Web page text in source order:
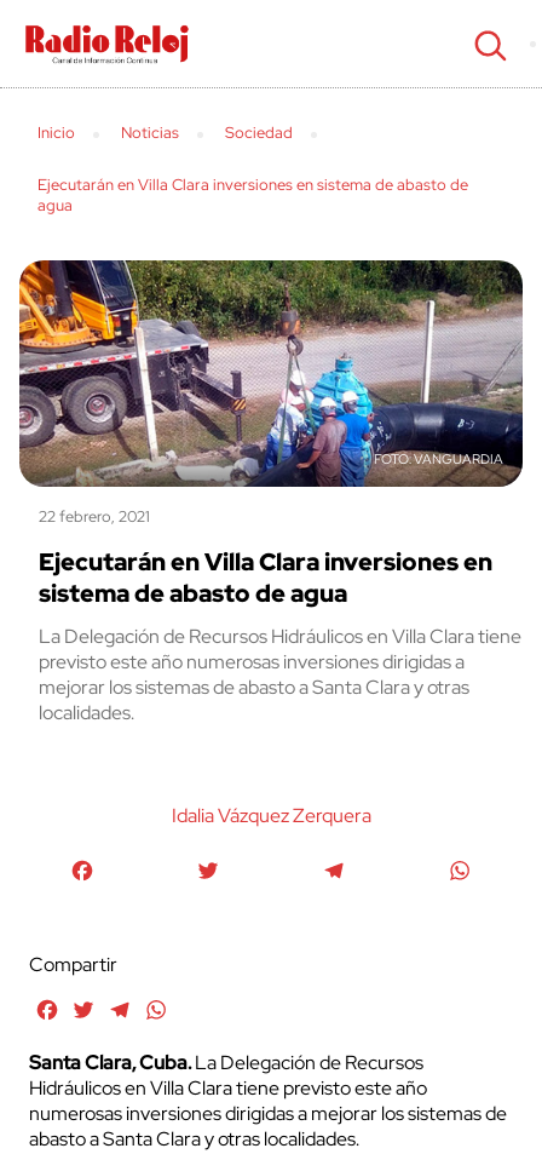
cerrar
Inicio Noticias Sociedad
Ejecutarán en Villa Clara inversiones en sistema de abasto de
agua
VANGUARDIA
22 febrero, 2021
Ejecutarán en Villa Clara inversiones en
sistema de abasto de agua
La Delegación de Recursos Hidráulicos en Villa Clara tiene
previsto este año numerosas inversiones dirigidas a
mejorar los sistemas de abasto a Santa Clara y otras
localidades.
Idalia Vázquez Zerquera
Compartir
FacebookTwitterTelegram
Santa Clara, Cuba.La Delegación de Recursos
Hidráulicos en Villa Clara tiene previsto este año
numerosas inversiones dirigidas a mejorar los sistemas de
abasto a Santa Clara y otras localidades.